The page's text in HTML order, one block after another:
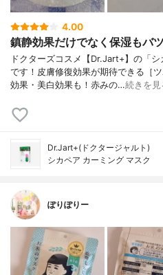
4.00
鎮静効果だけでなく保湿も
ドクターズコスメ【Dr.Jart+】の「
です！皮膚修復効果が期待できる［
効果・美白効果も！赤みの…続きを見
Dr.Jart+(ドクタージャルト)
シカペア カーミング マスク
ぽりぽりー